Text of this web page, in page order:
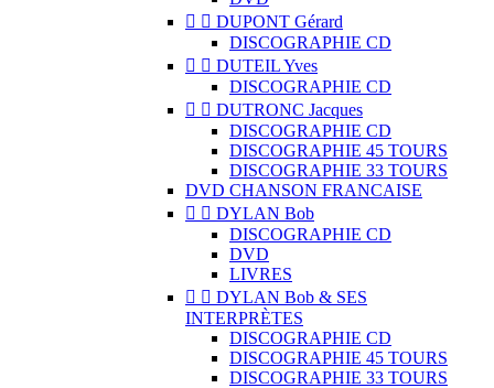
  DUPONT Gérard
DISCOGRAPHIE CD
  DUTEIL Yves
DISCOGRAPHIE CD
  DUTRONC Jacques
DISCOGRAPHIE CD
DISCOGRAPHIE 45 TOURS
DISCOGRAPHIE 33 TOURS
DVD CHANSON FRANCAISE
  DYLAN Bob
DISCOGRAPHIE CD
DVD
LIVRES
  DYLAN Bob & SES
INTERPRÈTES
DISCOGRAPHIE CD
DISCOGRAPHIE 45 TOURS
DISCOGRAPHIE 33 TOURS